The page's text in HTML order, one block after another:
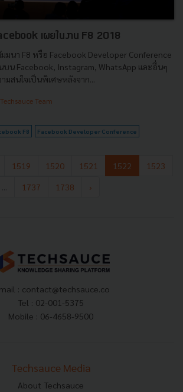
เผยในงาน F8 2018
มนา F8 หรือ Facebook Developer Conference
บน Facebook, Instagram, WhatsApp และอื่นๆ
มสนใจเป็นพิเศษหลังจาก...
Techsauce Team
F8 Facebook Developer Conference
1519 1520 1521 1522
1523
1737 1738 ›
: contact@techsauce.co
Tel : 02-001-5375
Mobile : 06-4658-9500
Techsauce Media
About Techsauce